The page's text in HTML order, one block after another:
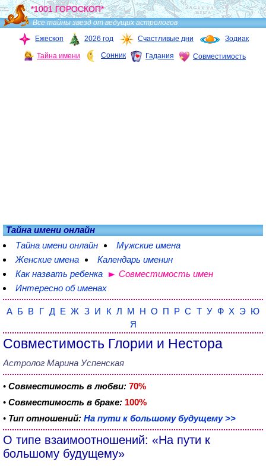
*1001 ГОРОСКОП*
Все тайны звезд от ведущих астрологов
Ежескоп
2026 год Счастливые дни Зодиак
Тайна имени Сонник Гадания Совместимость
Тайна имени онлайн
Тайна имени онлайн
Мужские имена
Женские имена
Календарь именин
Как назвать ребенка
Совместимость имен
Интересно об именах
А Б В Г Д Е Ж З И К Л М Н О П Р С Т У Ф Х Э Ю
Я
Совместимость Глории и Нестора
Астролог Марина Успенская
• Совместимость в любви: 70%
• Совместимость в браке: 100%
• Тип отношений: На пути к большому будущему >>
О типе взаимоотношений: «На пути к
большому будущему»